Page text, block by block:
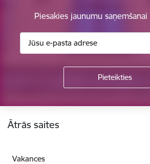
Piesakies jaunumu saņemšanai
Ātrās saites
Vakances